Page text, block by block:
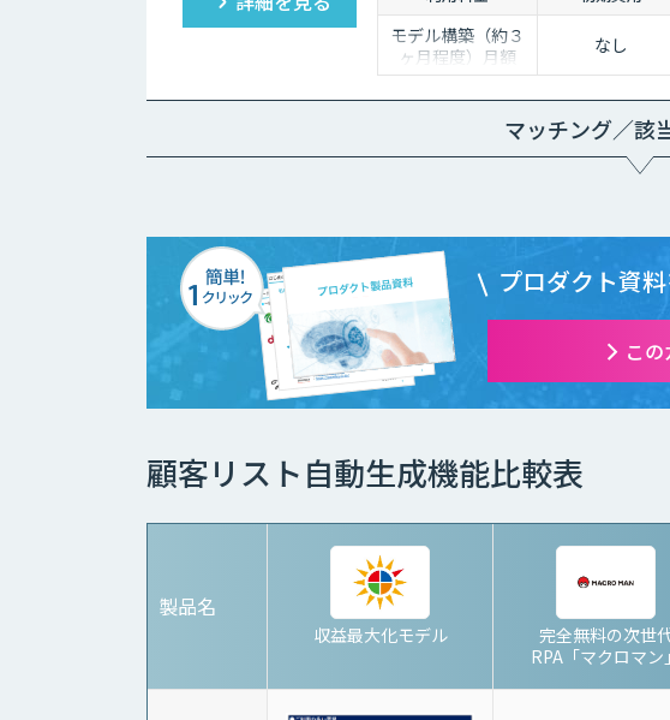
モデル構築（約３
ヶ月程度）月額
400,000円～
モデル構築後の保
守（約１２ヶ月程
度）月額 100,000
円～
なし
マッチング／
プロダクト資
こ
顧客リスト自動生成機能比較表
製品名
収益最大化モデル
完全無料の次世
RPA「マクロマン」